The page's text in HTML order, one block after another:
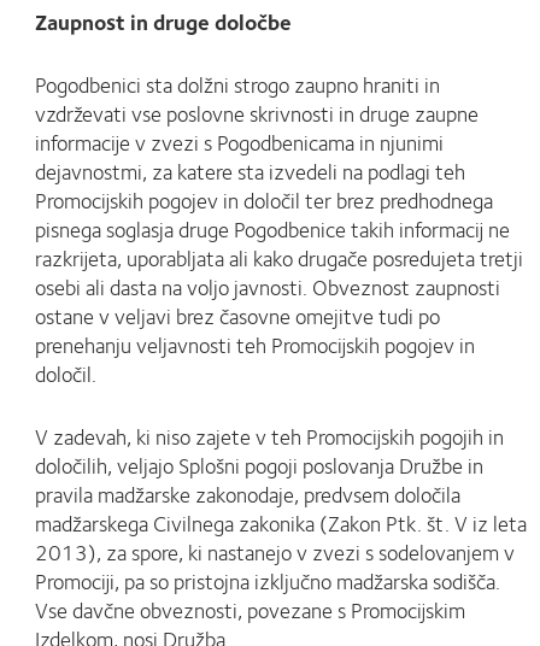
Zaupnost in druge določbe
Pogodbenici sta dolžni strogo zaupno hraniti in
vzdrževati vse poslovne skrivnosti in druge zaupne
informacije v zvezi s Pogodbenicama in njunimi
dejavnostmi, za katere sta izvedeli na podlagi teh
Promocijskih pogojev in določil ter brez predhodnega
pisnega soglasja druge Pogodbenice takih informacij ne
razkrijeta, uporabljata ali kako drugače posredujeta tretji
osebi ali dasta na voljo javnosti. Obveznost zaupnosti
ostane v veljavi brez časovne omejitve tudi po
prenehanju veljavnosti teh Promocijskih pogojev in
določil.
V zadevah, ki niso zajete v teh Promocijskih pogojih in
določilih, veljajo Splošni pogoji poslovanja Družbe in
pravila madžarske zakonodaje, predvsem določila
madžarskega Civilnega zakonika (Zakon Ptk. št. V iz leta
2013), za spore, ki nastanejo v zvezi s sodelovanjem v
Promociji, pa so pristojna izključno madžarska sodišča.
Vse davčne obveznosti, povezane s Promocijskim
Izdelkom, nosi Družba.